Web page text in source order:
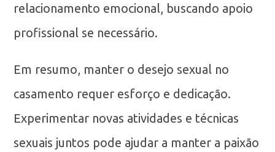
relacionamento emocional, buscando apoio
profissional se necessário.
Em resumo, manter o desejo sexual no
casamento requer esforço e dedicação.
Experimentar novas atividades e técnicas
sexuais juntos pode ajudar a manter a paixão